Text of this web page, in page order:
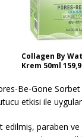
Collagen By
Krem 50ml
Be-Gone
etkisi ile
paraben